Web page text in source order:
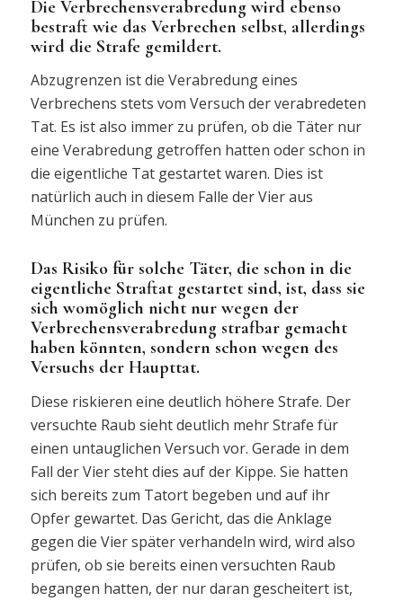
Die Verbrechensverabredung wird ebenso
bestraft wie das Verbrechen selbst, allerdings
wird die Strafe gemildert.
Abzugrenzen ist die Verabredung eines
Verbrechens stets vom Versuch der verabredeten
Tat. Es ist also immer zu prüfen, ob die Täter nur
eine Verabredung getroffen hatten oder schon in
die eigentliche Tat gestartet waren. Dies ist
natürlich auch in diesem Falle der Vier aus
München zu prüfen.
Das Risiko für solche Täter, die schon in die
eigentliche Straftat gestartet sind, ist, dass sie
sich womöglich nicht nur wegen der
Verbrechensverabredung strafbar gemacht
haben könnten, sondern schon wegen des
Versuchs der Haupttat.
Diese riskieren eine deutlich höhere Strafe. Der
versuchte Raub sieht deutlich mehr Strafe für
einen untauglichen Versuch vor. Gerade in dem
Fall der Vier steht dies auf der Kippe. Sie hatten
sich bereits zum Tatort begeben und auf ihr
Opfer gewartet. Das Gericht, das die Anklage
gegen die Vier später verhandeln wird, wird also
prüfen, ob sie bereits einen versuchten Raub
begangen hatten, der nur daran gescheitert ist,